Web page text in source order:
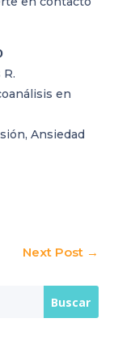
en
Ansiedad
Next Post →